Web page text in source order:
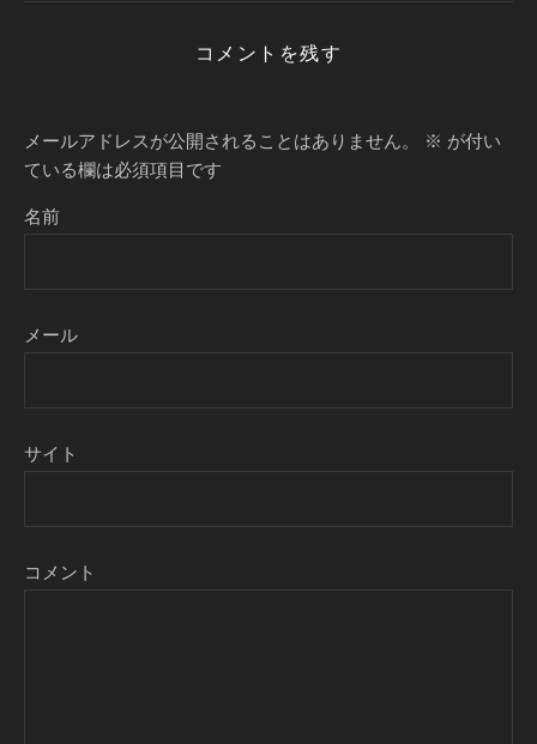
コメントを残す
メールアドレスが公開されることはありません。 ※ が付い
ている欄は必須項目です
名前
メール
サイト
コメント